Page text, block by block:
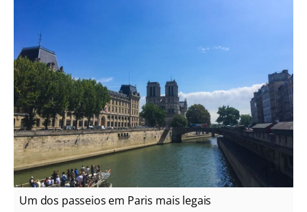
Um dos passeios em Paris mais legais